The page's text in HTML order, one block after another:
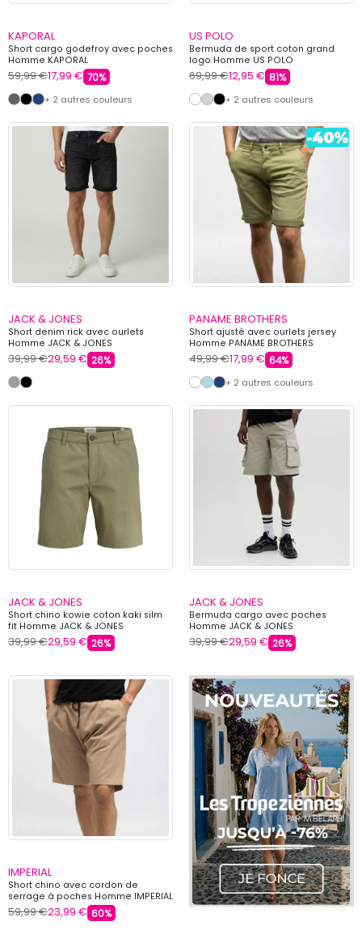
KAPORAL
Short cargo godefroy avec poches
Homme KAPORAL
59,99 €17,99 € 70%
+ 2 autres couleurs
US POLO
Bermuda de sport coton grand
logo Homme US POLO
69,99 €12,95 € 81%
+ 2 autres couleurs
JACK & JONES
Short denim rick avec ourlets
Homme JACK & JONES
39,99 €29,59 € 26%
PANAME BROTHERS
Short ajusté avec ourlets jersey
Homme PANAME BROTHERS
49,99 €17,99 € 64%
+ 2 autres couleurs
JACK & JONES
Short chino kowie coton kaki silm
fit Homme JACK & JONES
39,99 €29,59 € 26%
JACK & JONES
Bermuda cargo avec poches
Homme JACK & JONES
39,99 €29,59 € 26%
IMPERIAL
Short chino avec cordon de
serrage à poches Homme IMPERIAL
59,99 €23,99 € 60%